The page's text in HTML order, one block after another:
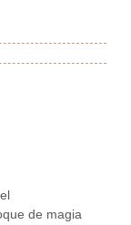
de magia